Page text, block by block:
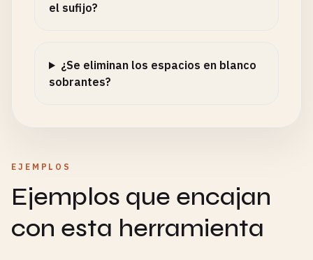
el sufijo?
¿Se eliminan los espacios en blanco
sobrantes?
EJEMPLOS
Ejemplos que encajan
con esta herramienta